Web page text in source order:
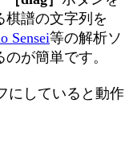
棋譜の文字列を
Sensei等の解析ソ
が簡単です。
にしていると動作